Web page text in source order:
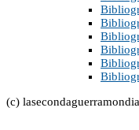
(c)